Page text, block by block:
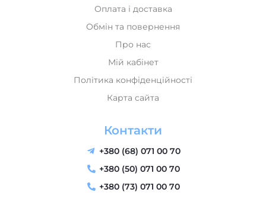
Оплата і доставка
Обмін та повернення
Про нас
Мій кабінет
Політика конфіденційності
Карта сайта
Контакти
+380 (68) 071 00 70
+380 (50) 071 00 70
+380 (73) 071 00 70